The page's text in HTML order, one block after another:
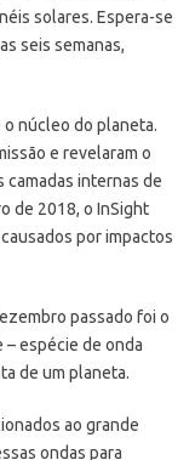
solares. Espera-se
seis semanas,
o núcleo do planeta.
e revelaram o
camadas internas de
de 2018, o InSight
por impactos
passado foi o
espécie de onda
de um planeta.
ao grande
ondas para